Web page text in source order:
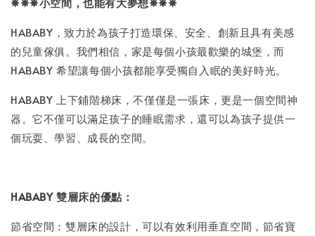
HABABY，致力於為孩子打造環保、安全、創新且具有美感
的兒童傢俱。我們相信，家是每個小孩最歡樂的城堡，而
HABABY 希望讓每個小孩都能享受獨自入眠的美好時光。
HABABY 上下鋪階梯床，不僅僅是一張床，更是一個空間神
器。它不僅可以滿足孩子的睡眠需求，還可以為孩子提供一
個玩耍、學習、成長的空間。
HABABY 雙層床的優點：
節省空間：雙層床的設計，可以有效利用垂直空間，節省寶